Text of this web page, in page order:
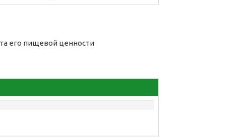
его пищевой ценности